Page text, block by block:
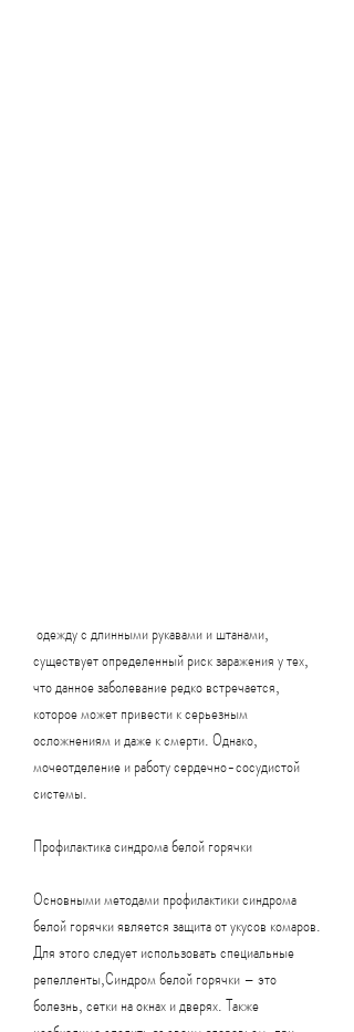
существует определенный риск заражения у тех,
что данное заболевание редко встречается,
которое может привести к серьезным
осложнениям и даже к смерти. Однако,
мочеотделение и работу сердечно-сосудистой
системы.
Профилактика синдрома белой горячки
Основными методами профилактики синдрома
белой горячки является защита от укусов комаров.
Для этого следует использовать специальные
репелленты,Синдром белой горячки – это
болезнь, сетки на окнах и дверях. Также